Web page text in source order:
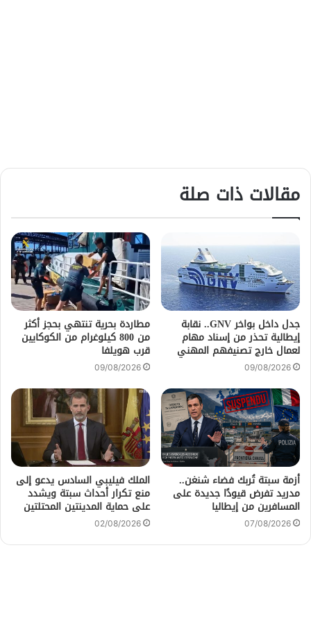
مقالات ذات صلة
جدل داخل بواخر GNV.. نقابة
إيطالية تحذر من إسناد مهام
لعمال خارج تصنيفهم المهني
09/08/2026
مطاردة بحرية تنتهي بحجز أكثر
من 800 كيلوغرام من الكوكايين
قرب هويلفا
09/08/2026
أزمة سبتة تُربك فضاء شنغن..
مدريد تفرض قيودًا جديدة على
المسافرين من إيطاليا
07/08/2026
الملك فيليبي السادس يدعو إلى
منع تكرار أحداث سبتة ويشدد
على حماية المدينتين المحتلتين
02/08/2026